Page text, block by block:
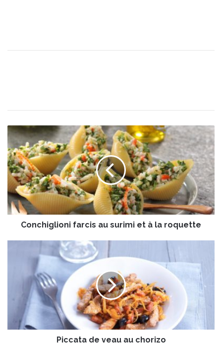
C
o
n
c
h
g
l
i
u
Conchiglioni farcis au surimi et à la roquette
e
Piccata de veau au chorizo